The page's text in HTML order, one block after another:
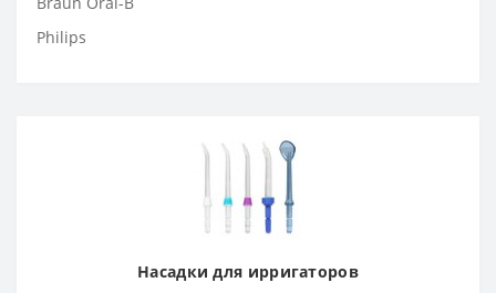
Philips
Насадки для ирригаторов